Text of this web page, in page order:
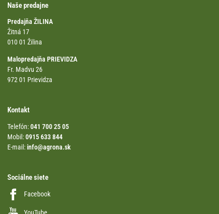
Naše predajne
Predajňa ŽILINA
Žitná 17
010 01 Žilina
Malopredajňa PRIEVIDZA
Fr. Madvu 26
972 01 Prievidza
Kontakt
Telefón:041 700 25 05
Mobil:0915 633 844
E-mail:info@agrona.sk
Sociálne siete
Facebook
YouTube